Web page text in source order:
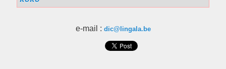
e-mail : dic@lingala.be